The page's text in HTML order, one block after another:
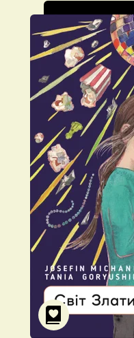
Om
Olivia
Vinnare
FAQ
För